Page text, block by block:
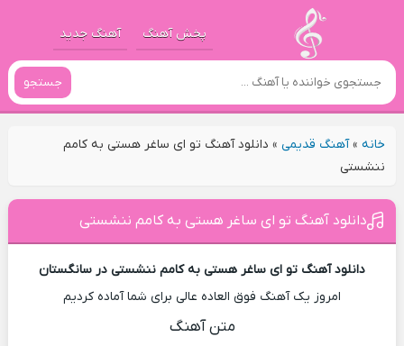
پخش آهنگ آهنگ جدید
جستجو
خانه»آهنگ قدیمی» دانلود آهنگ تو ای ساغر هستی به کامم
ننشستی
دانلود آهنگ تو ای ساغر هستی به کامم ننشستی
دانلود آهنگ تو ای ساغر هستی به کامم ننشستی در سانگستان
امروز یک آهنگ فوق العاده عالی برای شما آماده کردیم
متن آهنگ